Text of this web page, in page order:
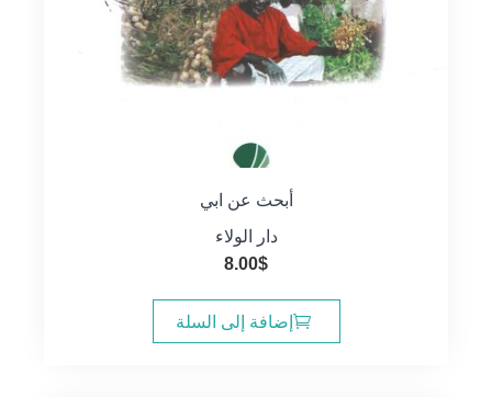
أبحث عن ابي
دار الولاء
8.00$
إضافة إلى السلة